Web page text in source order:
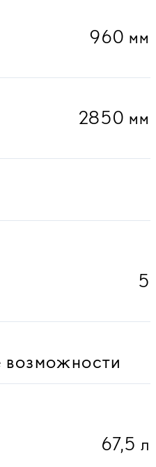
960 мм
2850 мм
5
67,5 л